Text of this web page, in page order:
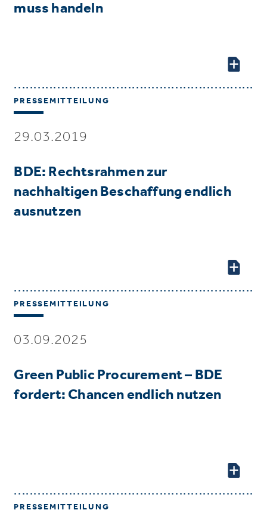
muss handeln
PRESSEMITTEILUNG
29.03.2019
BDE: Rechtsrahmen zur
nachhaltigen Beschaffung endlich
ausnutzen
PRESSEMITTEILUNG
03.09.2025
Green Public Procurement – BDE
fordert: Chancen endlich nutzen
PRESSEMITTEILUNG